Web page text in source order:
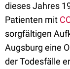
dieses Jahres
Patienten mit
sorgfältigen
Augsburg eine
der Todesfälle